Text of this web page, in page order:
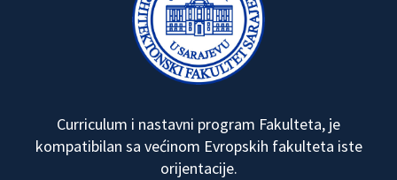
Curriculum i nastavni program Fakulteta, je
kompatibilan sa većinom Evropskih fakulteta iste
orijentacije.